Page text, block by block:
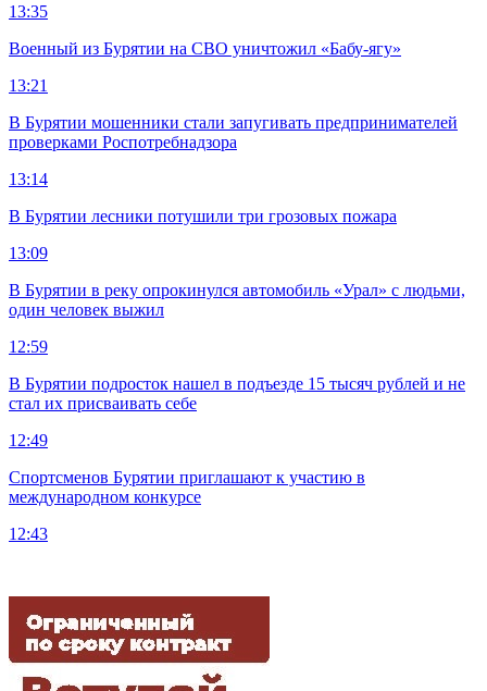
13:35
Военный из Бурятии на СВО уничтожил «Бабу-ягу»
13:21
В Бурятии мошенники стали запугивать предпринимателей
проверками Роспотребнадзора
13:14
В Бурятии лесники потушили три грозовых пожара
13:09
В Бурятии в реку опрокинулся автомобиль «Урал» с людьми,
один человек выжил
12:59
В Бурятии подросток нашел в подъезде 15 тысяч рублей и не
стал их присваивать себе
12:49
Спортсменов Бурятии приглашают к участию в
международном конкурсе
12:43